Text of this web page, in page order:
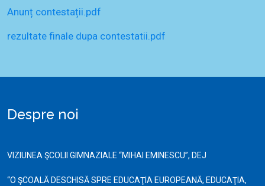
Anunț contestații.pdf
rezultate finale dupa contestatii.pdf
Despre noi
VIZIUNEA ŞCOLII GIMNAZIALE “MIHAI EMINESCU”, DEJ
“O ŞCOALĂ DESCHISĂ SPRE EDUCAŢIA EUROPEANĂ, EDUCAŢIA,